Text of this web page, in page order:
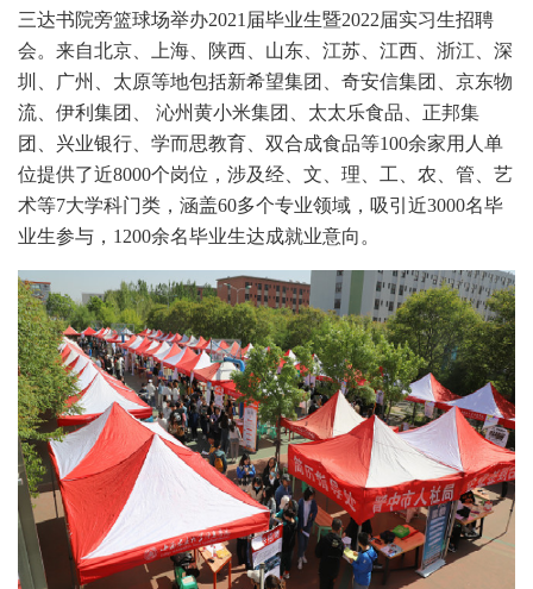
三达书院旁篮球场举办2021届毕业生暨2022届实习生招聘
会。来自北京、上海、陕西、山东、江苏、江西、浙江、深
圳、广州、太原等地包括新希望集团、奇安信集团、京东物
流、伊利集团、 沁州黄小米集团、太太乐食品、正邦集
团、兴业银行、学而思教育、双合成食品等100余家用人单
位提供了近8000个岗位，涉及经、文、理、工、农、管、艺
术等7大学科门类，涵盖60多个专业领域，吸引近3000名毕
业生参与，1200余名毕业生达成就业意向。